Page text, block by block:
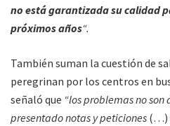
no está garantizada su calidad
próximos años“.
También suman la cuestión de
peregrinan por los centros en
señaló que “los problemas no son
presentado notas y peticiones (…)